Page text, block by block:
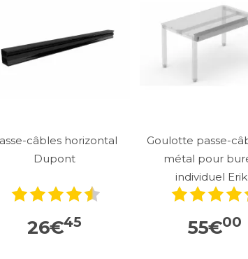
câbles horizontal
Dupont
26€45
Goulotte passe-
métal pour
individuel
55€00